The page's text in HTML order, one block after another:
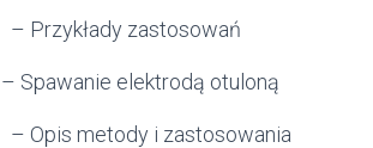
– Przykłady zastosowań
– Spawanie elektrodą otuloną
– Opis metody i zastosowania